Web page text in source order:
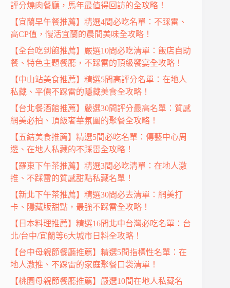
評分燒肉餐廳，馬年最值得回訪的全攻略！
【宜蘭早午餐推薦】精選4間必吃名單：不踩雷、
高CP值，慢活宜蘭的晨間美味全攻略！
【全台吃到飽推薦】嚴選10間必吃清單：飯店自助
餐、特色主題餐廳，不踩雷的頂級饗宴全攻略！
【中山站美食推薦】精選5間高評分名單：在地人
私藏、平價不踩雷的隱藏美食全攻略！
【台北餐酒館推薦】嚴選30間評分最高名單：質感
網美必拍、頂級奢華氛圍的聚餐全攻略！
【五結美食推薦】精選5間必吃名單：傳藝中心周
邊、在地人私藏的不踩雷全攻略！
【羅東下午茶推薦】精選3間必吃清單：在地人激
推、不踩雷的質感甜點私藏名單！
【新北下午茶推薦】精選30間必去清單：網美打
卡、隱藏版甜點，最強不踩雷全攻略！
【日本料理推薦】精選16間北中台灣必吃名單：台
北/台中/宜蘭等6大城市日料全攻略！
【台中母親節餐廳推薦】精選5間指標性名單：在
地人激推、不踩雷的家庭聚餐口袋清單！
【桃園母親節餐廳推薦】嚴選10間在地人私藏名